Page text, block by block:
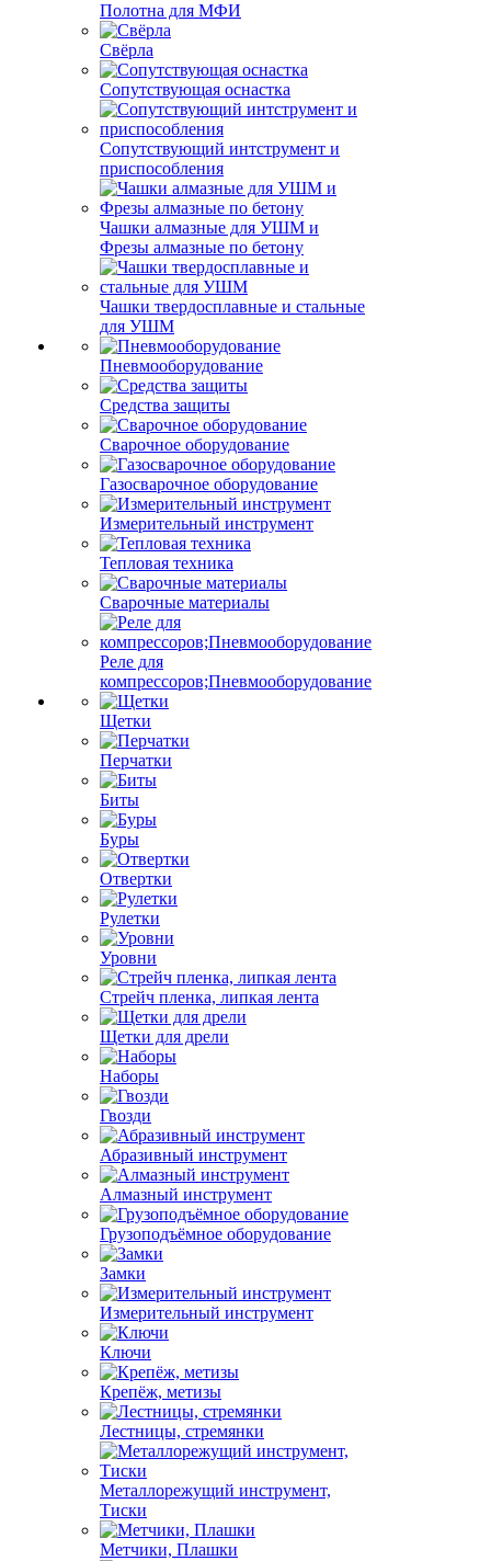
Полотна для МФИ
Свёрла
Сопутствующая оснастка
Сопутствующий интструмент и
приспособления
Чашки алмазные для УШМ и
Фрезы алмазные по бетону
Чашки твердосплавные и стальные
для УШМ
Пневмооборудование
Средства защиты
Сварочное оборудование
Газосварочное оборудование
Измерительный инструмент
Тепловая техника
Сварочные материалы
Реле для
компрессоров;Пневмооборудование
Щетки
Перчатки
Биты
Буры
Отвертки
Рулетки
Уровни
Стрейч пленка, липкая лента
Щетки для дрели
Наборы
Гвозди
Абразивный инструмент
Алмазный инструмент
Грузоподъёмное оборудование
Замки
Измерительный инструмент
Ключи
Крепёж, метизы
Лестницы, стремянки
Металлорежущий инструмент,
Тиски
Метчики, Плашки